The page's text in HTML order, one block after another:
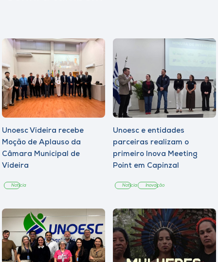
Unoesc Videira recebe
Moção de Aplauso da
Câmara Municipal de
Videira
Notícia
Unoesc e entidades
parceiras realizam o
primeiro Inova Meeting
Point em Capinzal
Notícia Inovação